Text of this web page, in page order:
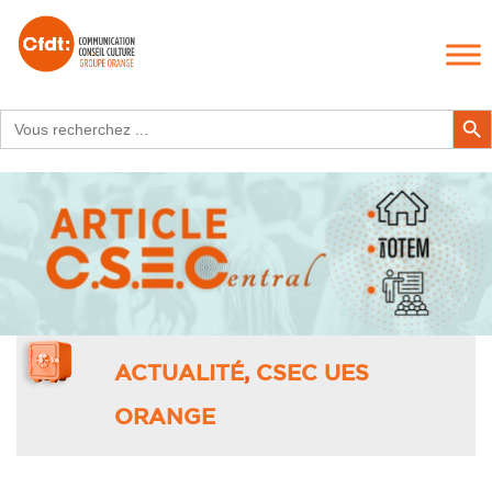
for:
Search
ACTUALITÉ, CSEC UES
ORANGE